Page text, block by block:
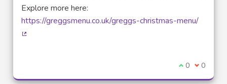
Explore more here:
https://greggsmenu.co.uk/greggs-christmas-menu/
Je suis
0 Je ne
0